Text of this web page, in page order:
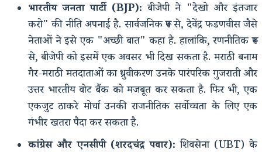
भारतीय जनता पार्टी (BJP): बीजेपी ने "देखो और इंतजार
करो" की नीति अपनाई है. सार्वजनिक रूप से, देवेंद्र फडणवीस जैसे
नेताओं ने इसे एक "अच्छी बात" कहा है. हालांकि, रणनीतिक रूप
से, बीजेपी को इसमें एक अवसर भी दिख सकता है. मराठी बनाम
गैर-मराठी मतदाताओं का ध्रुवीकरण उनके पारंपरिक गुजराती और
उत्तर भारतीय वोट बैंक को मजबूत कर सकता है. फिर भी, एक
एकजुट ठाकरे मोर्चा उनकी राजनीतिक सर्वोच्चता के लिए एक
गंभीर खतरा पैदा कर सकता है.
कांग्रेस और एनसीपी (शरदचंद्र पवार): शिवसेना (UBT) के